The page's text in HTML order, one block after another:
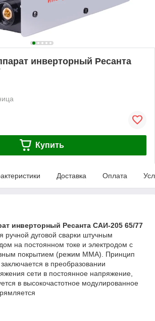
инверторный Ресанта
Купить
Доставка Оплата
инверторный Ресанта САИ-205 65/77
ручной дуговой сварки штучным
на постоянном токе и электродом с
покрытием (режим ММА). Принцип
в преобразовании
сети в постоянное напряжение,
в высокочастотное модулированное